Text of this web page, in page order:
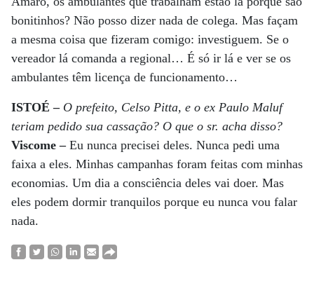
bonitinhos? Não posso dizer nada de colega. Mas façam
a mesma coisa que fizeram comigo: investiguem. Se o
vereador lá comanda a regional… É só ir lá e ver se os
ambulantes têm licença de funcionamento…
ISTOÉ – O prefeito, Celso Pitta, e o ex Paulo Maluf
teriam pedido sua cassação? O que o sr. acha disso?
Viscome –Eu nunca precisei deles. Nunca pedi uma
faixa a eles. Minhas campanhas foram feitas com minhas
economias. Um dia a consciência deles vai doer. Mas
eles podem dormir tranquilos porque eu nunca vou falar
nada.